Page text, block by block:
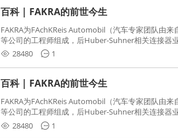
百科 | FAKRA的前世今生
FAKRA为FAchKReis Automobil（汽车专家团队由
等公司的工程师组成，后Huber-Suhner相关连接器
缩写。起初为BMW需求用于车载收音机天线连接，
频连接器，被业内广泛应用。
28480 1
百科 | FAKRA的前世今生
FAKRA为FAchKReis Automobil（汽车专家团队由
等公司的工程师组成，后Huber-Suhner相关连接器
缩写。起初为BMW需求用于车载收音机天线连接，
频连接器，被业内广泛应用。
28480 1